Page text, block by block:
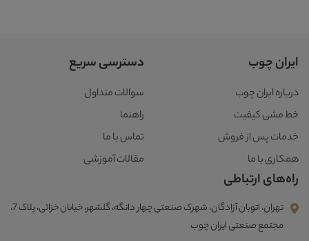
ایران چوب
درباره ایران چوب
خط مشی کیفیت
خدمات پس از فروش
همکاری با ما
دسترسی سریع
سوالات متداول
راهنما
تماس با ما
مقالات آموزشی
راه‌های ارتباطی
تهران، اتوبان آزادگان، شهرک صنعتی چهار دانگه، گلشهر، خیابان خزائی، پلاک 7،
مجتمع صنعتی ایران چوب